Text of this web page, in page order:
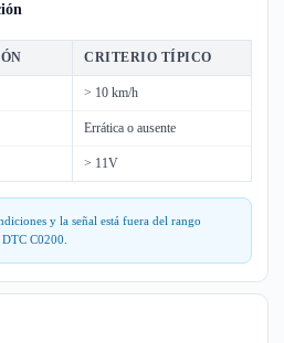
CRITERIO TÍPICO
> 10 km/h
Errática o ausente
> 11V
y la señal está fuera del rango
C0200.